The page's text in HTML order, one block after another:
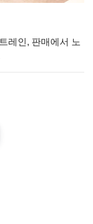
레인, 판매에서 노